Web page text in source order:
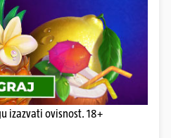
izazvati ovisnost. 18+